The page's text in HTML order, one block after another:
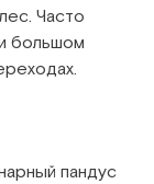
Часто
большом
пандус